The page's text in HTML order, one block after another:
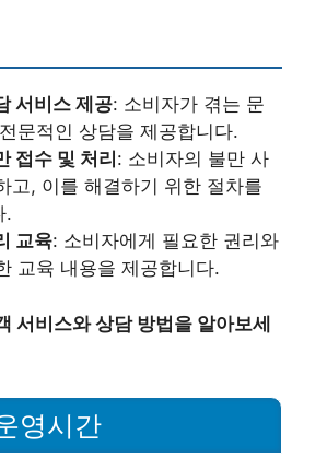
서비스 제공: 소비자가 겪는 문
문적인 상담을 제공합니다.
접수 및 처리 : 소비자의 불만 사
고, 이를 해결하기 위한 절차를
.
교육: 소비자에게 필요한 권리와
교육 내용을 제공합니다.
서비스와 상담 방법을 알아보세
영시간